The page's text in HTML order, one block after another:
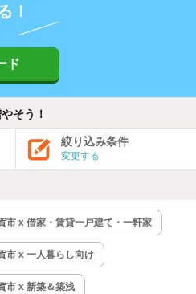
！
ド
そう！
絞り込み条件
変更する
市 x 借家・賃貸一戸建て・一軒家
市 x 一人暮らし向け
市 x 新築＆築浅